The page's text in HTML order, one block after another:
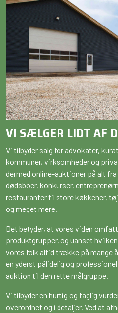
VI SÆLGER LIDT AF
Vi tilbyder salg for advokater,
kommuner, virksomheder og
dermed online-auktioner på alt
dødsboer, konkurser,
restauranter til store køkkener,
og meget mere.
Det betyder, at vores viden
produktgrupper, og uanset
vores folk altid trække på mange
en yderst pålidelig og
auktion til den rette målgruppe.
Vi tilbyder en hurtig og faglig
overordnet og i detaljer. Ved at